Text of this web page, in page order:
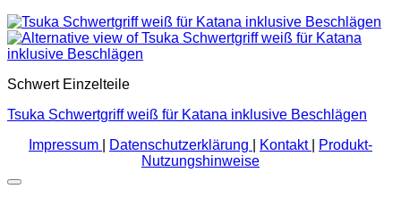
Schwert Einzelteile
Tsuka Schwertgriff weiß für Katana inklusive Beschlägen
Impressum
Datenschutzerklärung Kontakt
Produkt-
Nutzungshinweise